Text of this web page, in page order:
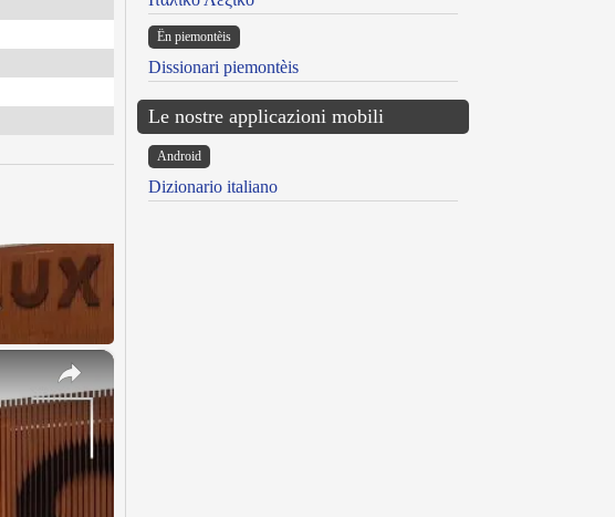
×
Ën piemontèis
Dissionari piemontèis
Le nostre applicazioni mobili
Android
Dizionario italiano